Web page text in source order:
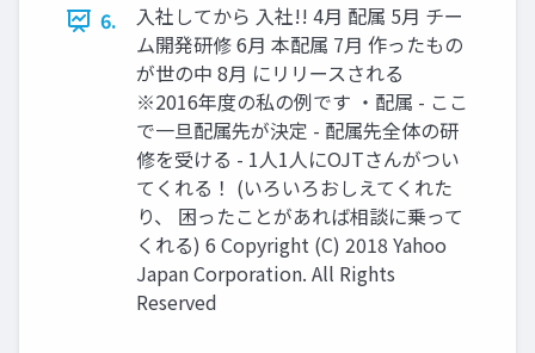
6.
入社してから 入社!! 4月 配属 5月 チー
ム開発研修 6月 本配属 7月 作ったもの
が世の中 8月 にリリースされる
※2016年度の私の例です ・配属 - ここ
で一旦配属先が決定 - 配属先全体の研
修を受ける - 1人1人にOJTさんがつい
てくれる！ (いろいろおしえてくれた
り、 困ったことがあれば相談に乗って
くれる) 6 Copyright (C) 2018 Yahoo
Japan Corporation. All Rights
Reserved